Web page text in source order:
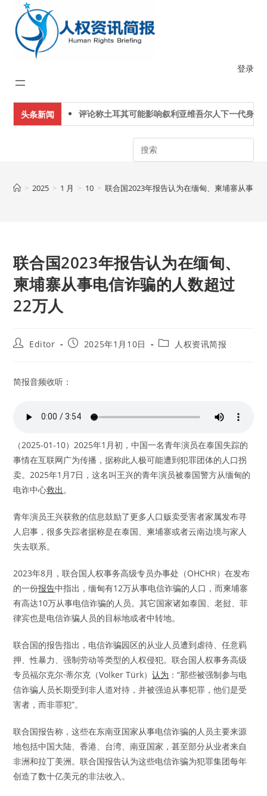
content
登录
头条新闻 评论称土耳其可能影响叙利亚维吾尔人下一代身份认
Search
> 2025 > 1 月 > 10 > 联合国2023年报告认为在缅甸、柬埔寨从事电
联合国2023年报告认为在缅甸、
柬埔寨从事电信诈骗的人数超过
22万人
PostEditor
Post2025年1月10日
Post 人权资讯简报
简报音频收听：
（2025-01-10）2025年1月初，中国一名青年演员在泰国失踪的
事情在互联网广为传播，据称此人极可能遭到犯罪团体的人口拐
卖。2025年1月7日，这名叫王兴的青年演员被泰国警方从缅甸的
电诈中心救出 。
青年演员王兴获救的信息鼓励了更多人口贩卖受害者家属发布寻
人启事，很多失踪者据称是在泰国、柬埔寨或者云南边境与家人
失去联系。
2023年8月，联合国人权事务高级专员办事处（OHCHR）在发布
的一份报告中指出，缅甸有12万从事电信诈骗的人口，而柬埔寨
有高达10万从事电信诈骗的人员。其它国家诸如泰国、老挝、菲
律宾也是电信诈骗人员的目标地或者中转地。
联合国的报告指出，电信诈骗园区的从业人员遭到虐待、任意羁
押、性暴力、强制劳动等类型的人权侵犯。联合国人权事务高级
专员福尔克尔·蒂尔克（Volker Türk）认为 ：“那些被强制参与电
信诈骗人员长期受到非人道对待，并被强迫从事犯罪，他们是受
害者，而非罪犯”。
联合国报告称，这些在东南亚国家从事电信诈骗的人员主要来源
地包括中国大陆、香港、台湾、南亚国家，甚至部分从业者来自
非洲和拉丁美洲。联合国报告认为这些电信诈骗为犯罪集团每年
创造了数十亿美元的非法收入。